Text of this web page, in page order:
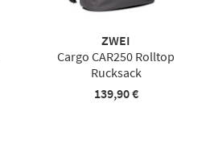
ZWEI
Cargo CAR250 Rolltop
Rucksack
139,90 €